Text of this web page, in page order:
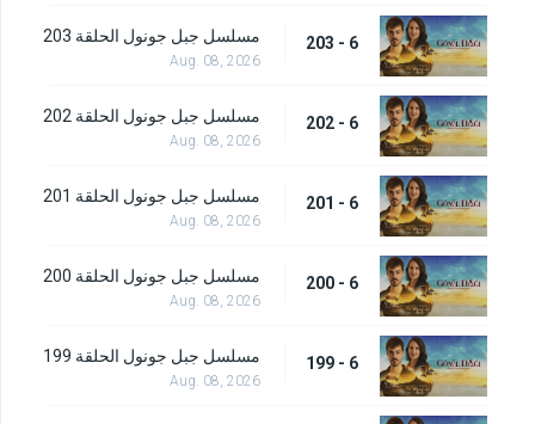
6 - 203 مسلسل جبل جونول الحلقة 203
Aug. 08, 2026
6 - 202 مسلسل جبل جونول الحلقة 202
Aug. 08, 2026
6 - 201 مسلسل جبل جونول الحلقة 201
Aug. 08, 2026
6 - 200 مسلسل جبل جونول الحلقة 200
Aug. 08, 2026
6 - 199 مسلسل جبل جونول الحلقة 199
Aug. 08, 2026